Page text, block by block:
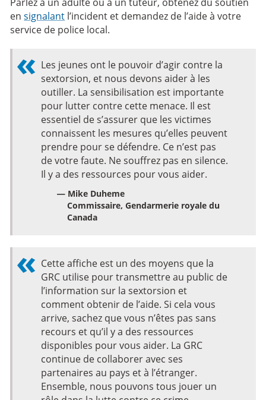
ensignalant l’incident et demandez de l’aide à votre
service de police local.
Les jeunes ont le pouvoir d’agir contre la
sextorsion, et nous devons aider à les
outiller. La sensibilisation est importante
pour lutter contre cette menace. Il est
essentiel de s’assurer que les victimes
connaissent les mesures qu’elles peuvent
prendre pour se défendre. Ce n’est pas
de votre faute. Ne souffrez pas en silence.
Il y a des ressources pour vous aider.
— Mike Duheme
Commissaire, Gendarmerie royale du
Canada
Cette affiche est un des moyens que la
GRC utilise pour transmettre au public de
l’information sur la sextorsion et
comment obtenir de l’aide. Si cela vous
arrive, sachez que vous n’êtes pas sans
recours et qu’il y a des ressources
disponibles pour vous aider. La GRC
continue de collaborer avec ses
partenaires au pays et à l’étranger.
Ensemble, nous pouvons tous jouer un